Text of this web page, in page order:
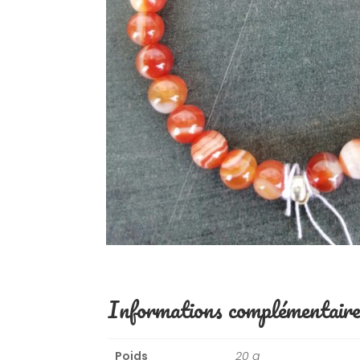
Informations
Poids 20 g